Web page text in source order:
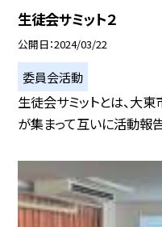
生徒会サミット２
公開日 2024/03/22
委員会活動
生徒会サミットとは、大
が集まって互いに活動報